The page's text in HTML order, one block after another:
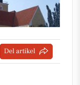
Del artikel